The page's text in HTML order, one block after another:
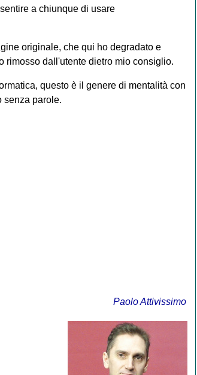
a chiunque di usare
originale, che qui ho degradato e
rimosso dall'utente dietro mio consiglio.
questo è il genere di mentalità con
senza parole.
Paolo Attivissimo